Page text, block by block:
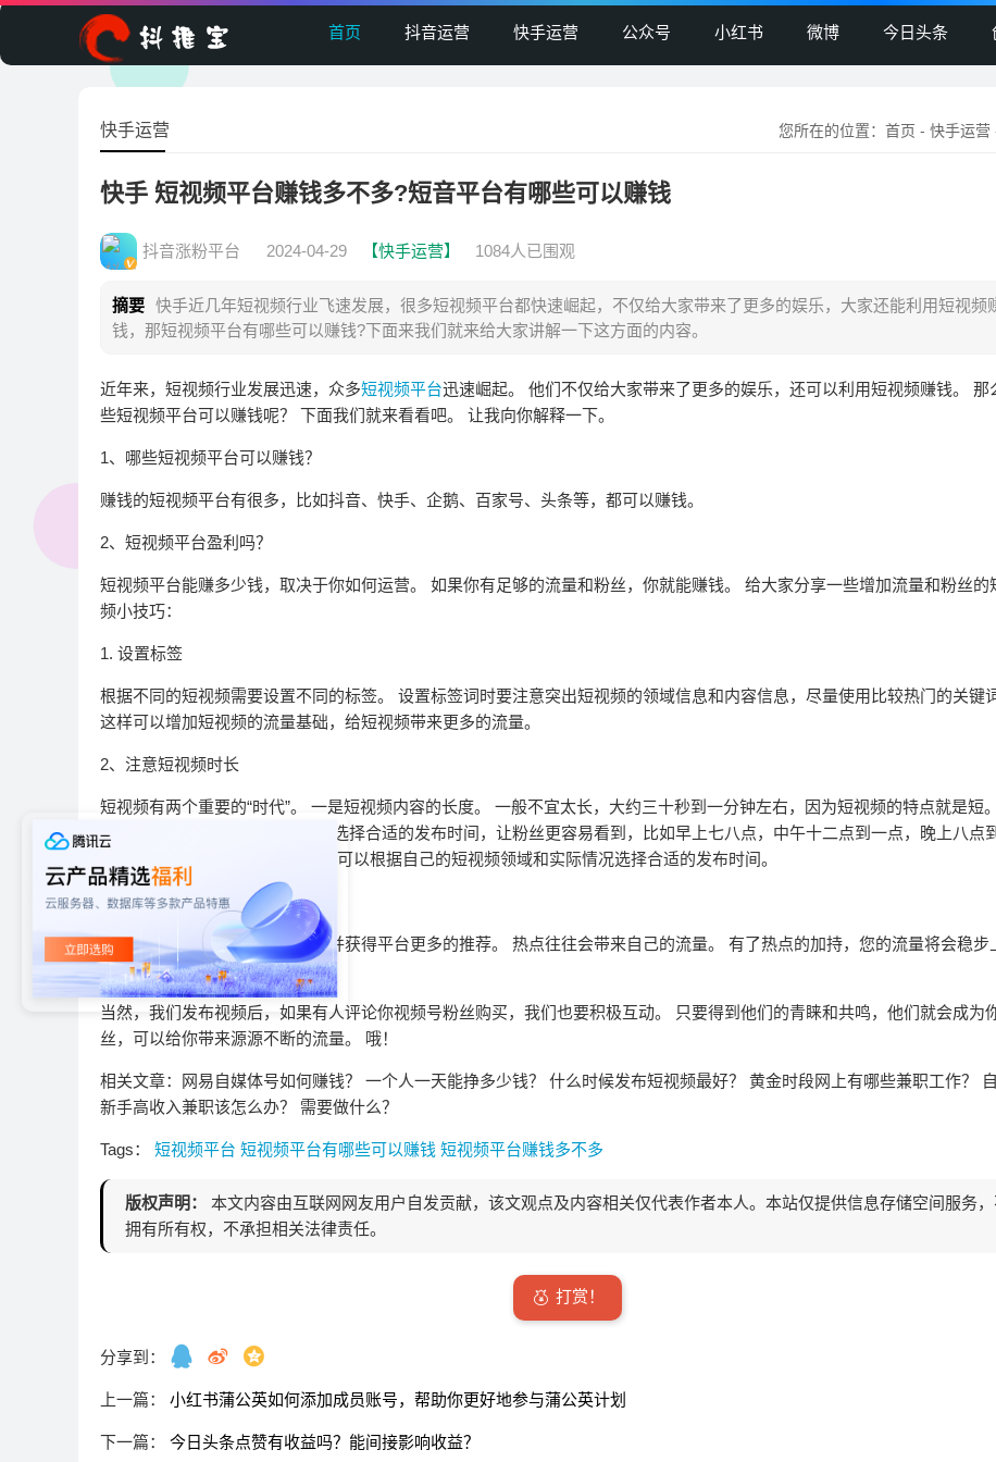
首页 抖音运营 快手运营 公众号 小红书 微博 今日头条
您所在的位置： 首页 - 快手运营
快手运营
快手 短视频平台赚钱多不多?短音平台有哪些可以赚钱
抖音涨粉平台 2024-04-29 【快手运营】 1084人已围观
摘要 快手近几年短视频行业飞速发展，很多短视频平台都快速崛起，不仅给大家带来了更多的娱乐，大家还能利用短视频
钱，那短视频平台有哪些可以赚钱?下面来我们就来给大家讲解一下这方面的内容。
近年来，短视频行业发展迅速，众多短视频平台迅速崛起。 他们不仅给大家带来了更多的娱乐，还可以利用短视频赚钱。 那
些短视频平台可以赚钱呢？ 下面我们就来看看吧。 让我向你解释一下。
1、哪些短视频平台可以赚钱？
赚钱的短视频平台有很多，比如抖音、快手、企鹅、百家号、头条等，都可以赚钱。
2、短视频平台盈利吗？
短视频平台能赚多少钱，取决于你如何运营。 如果你有足够的流量和粉丝，你就能赚钱。 给大家分享一些增加流量和粉丝的
频小技巧：
1. 设置标签
根据不同的短视频需要设置不同的标签。 设置标签词时要注意突出短视频的领域信息和内容信息，尽量使用比较热门的关键词
这样可以增加短视频的流量基础，给短视频带来更多的流量。
2、注意短视频时长
短视频有两个重要的“时代”。 一是短视频内容的长度。 一般不宜太长，大约三十秒到一分钟左右，因为短视频的特点就是短
次是短视频的发布时间。 一定要选择合适的发布时间，让粉丝更容易看到，比如早上七八点，中午十二点到一点，晚上八点
点。 都是很好的发布时间点。 您可以根据自己的短视频领域和实际情况选择合适的发布时间。
3、结合热点
结合热点可以增加爆款的机会，并获得平台更多的推荐。 热点往往会带来自己的流量。 有了热点的加持，您的流量将会稳步
升！
当然，我们发布视频后，如果有人评论你视频号粉丝购买，我们也要积极互动。 只要得到他们的青睐和共鸣，他们就会成为
丝，可以给你带来源源不断的流量。 哦！
相关文章：网易自媒体号如何赚钱？ 一个人一天能挣多少钱？ 什么时候发布短视频最好？ 黄金时段网上有哪些兼职工作？
新手高收入兼职该怎么办？ 需要做什么？
Tags： 短视频平台 短视频平台有哪些可以赚钱 短视频平台赚钱多不多
版权声明：
本文内容由互联网网友用户自发贡献，该文观点及内容相关仅代表作者本人。本站仅提供信息存储空间服务
拥有所有权，不承担相关法律责任。
打赏！
分享到：
上一篇： 小红书蒲公英如何添加成员账号，帮助你更好地参与蒲公英计划
下一篇： 今日头条点赞有收益吗？能间接影响收益？